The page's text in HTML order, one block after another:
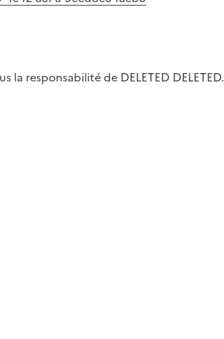
responsabilité de DELETED DELETED.